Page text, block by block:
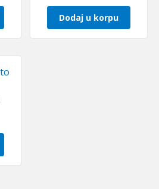
Dodaj u korpu